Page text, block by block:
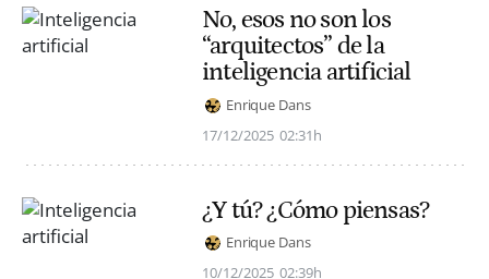
No, esos no son los
“arquitectos” de la
inteligencia artificial
Enrique Dans
17/12/2025 02:31h
¿Y tú? ¿Cómo piensas?
Enrique Dans
10/12/2025 02:39h